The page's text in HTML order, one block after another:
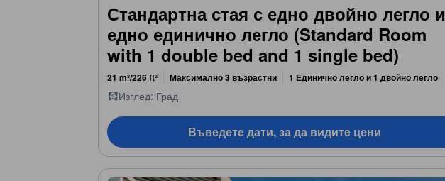
Стандартна стая с едно двойно легло и
едно единично легло (Standard Room
with 1 double bed and 1 single bed)
21 m²/226 ft² Максимално 3 възрастни 1 Единично легло и 1 двойно легло
Изглед: Град
Въведете дати, за да видите цени